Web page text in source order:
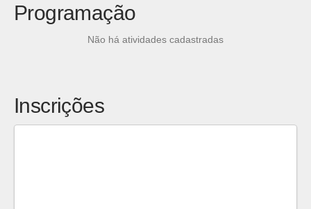
Programação
Não há atividades cadastradas
Inscrições